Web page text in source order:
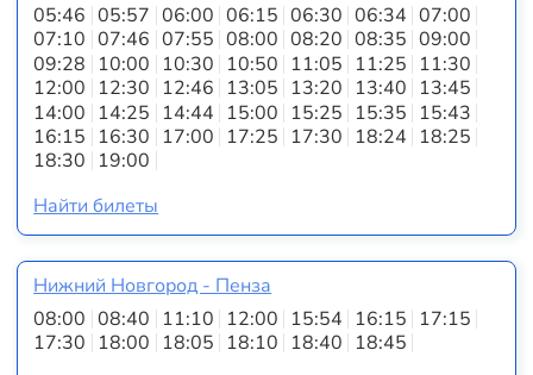
05:46 05:57 06:00 06:15 06:30 06:34 07:00
07:10 07:46 07:55 08:00 08:20 08:35 09:00
09:28 10:00 10:30 10:50 11:05 11:25 11:30
12:00 12:30 12:46 13:05 13:20 13:40 13:45
14:00 14:25 14:44 15:00 15:25 15:35 15:43
16:15 16:30 17:00 17:25 17:30 18:24 18:25
18:30 19:00
Найти билеты
Нижний Новгород - Пенза
08:00 08:40 11:10 12:00 15:54 16:15 17:15
17:30 18:00 18:05 18:10 18:40 18:45